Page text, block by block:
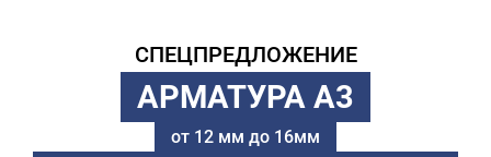
СПЕЦПРЕДЛОЖЕНИЕ
АРМАТУРА А3
от 12 мм до 16мм